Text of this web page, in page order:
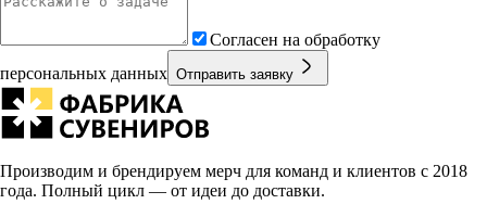
Согласен на обработку
персональных данных Отправить заявку
Производим и брендируем мерч для команд и клиентов с 2018
года. Полный цикл — от идеи до доставки.